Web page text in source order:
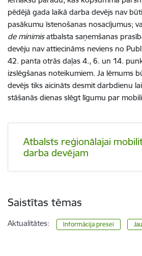
pēdējā gada laikā darba devējs nav
pasākumu īstenošanas nosacījumus;
de minimisatbalsta saņemšanas
devēju nav attiecināms neviens no
42. panta otrās daļas 4., 6. un 14.
izslēgšanas noteikumiem. Ja lēmums
devējs tiks aicināts desmit darbdienu
stāšanās dienas slēgt līgumu par
Atbalsts reģionālajai
darba devējam
Saistītas tēmas
Aktualitātes: Informācija presei